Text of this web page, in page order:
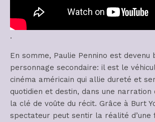
.
En somme, Paulie Pennino est devenu
personnage secondaire: il est le
cinéma américain qui allie dureté et
quotidien et destin, dans une narration
la clé de voûte du récit. Grâce à Burt
spectateur peut sentir la réalité d’une